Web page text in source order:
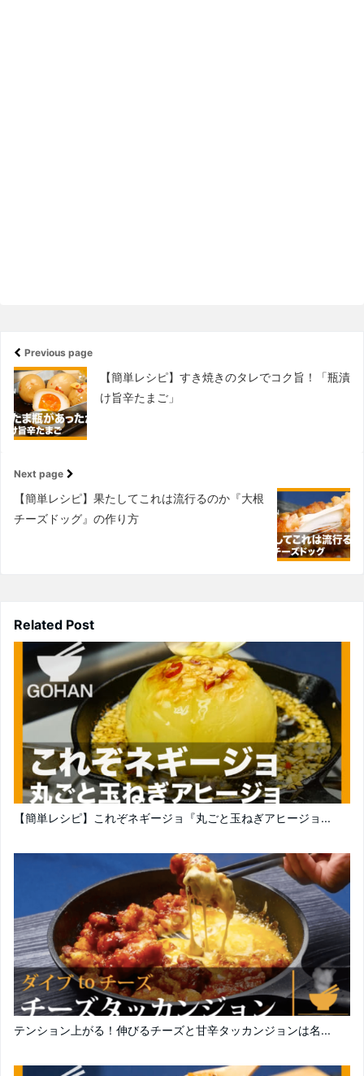
Previous page
【簡単レシピ】すき焼きのタレでコク旨！「瓶漬
け旨辛たまご」
Next page
【簡単レシピ】果たしてこれは流行るのか『大根
チーズドッグ』の作り方
Related Post
【簡単レシピ】これぞネギージョ『丸ごと玉ねぎアヒージョ...
テンション上がる！伸びるチーズと甘辛タッカンジョンは名...